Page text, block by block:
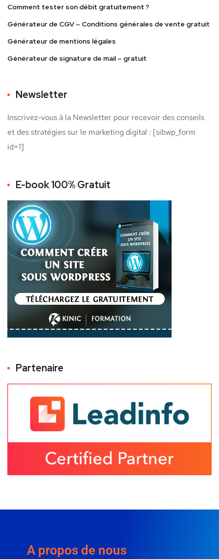
Comment tester son débit gratuitement ?
Générateur de CGV – Conditions générales de vente gratuit
Générateur de mentions légales
Générateur de signature de mail – gratuit
Newsletter
Inscrivez-vous à la Newsletter pour recevoir des conseils
et des stratégies sur le marketing digital : [sibwp_form
id=1]
E-book 100% Gratuit
Partenaire
A propos de nous